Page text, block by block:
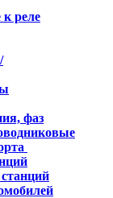
к реле
фаз